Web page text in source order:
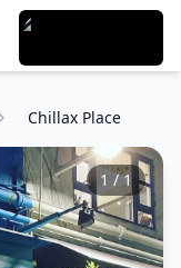
Chillax Place
1 /1